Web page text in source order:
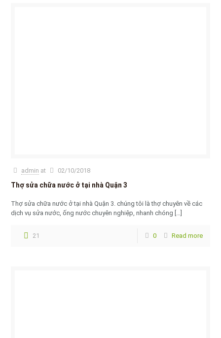
admin at 02/10/2018
Thợ sửa chữa nước ở tại nhà Quận 3
Thợ sửa chữa nước ở tại nhà Quận 3. chúng tôi là thợ chuyên về các
dịch vụ sửa nước, ống nước chuyên nghiệp, nhanh chóng
21 0 Read more